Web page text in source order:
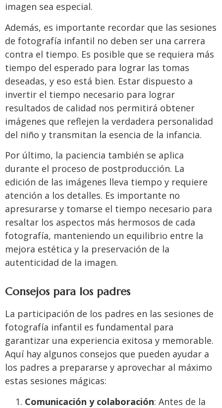
imagen sea especial.
Además, es importante recordar que las sesiones
de fotografía infantil no deben ser una carrera
contra el tiempo. Es posible que se requiera más
tiempo del esperado para lograr las tomas
deseadas, y eso está bien. Estar dispuesto a
invertir el tiempo necesario para lograr
resultados de calidad nos permitirá obtener
imágenes que reflejen la verdadera personalidad
del niño y transmitan la esencia de la infancia.
Por último, la paciencia también se aplica
durante el proceso de postproducción. La
edición de las imágenes lleva tiempo y requiere
atención a los detalles. Es importante no
apresurarse y tomarse el tiempo necesario para
resaltar los aspectos más hermosos de cada
fotografía, manteniendo un equilibrio entre la
mejora estética y la preservación de la
autenticidad de la imagen.
Consejos para los padres
La participación de los padres en las sesiones de
fotografía infantil es fundamental para
garantizar una experiencia exitosa y memorable.
Aquí hay algunos consejos que pueden ayudar a
los padres a prepararse y aprovechar al máximo
estas sesiones mágicas:
Comunicación y colaboración: Antes de la